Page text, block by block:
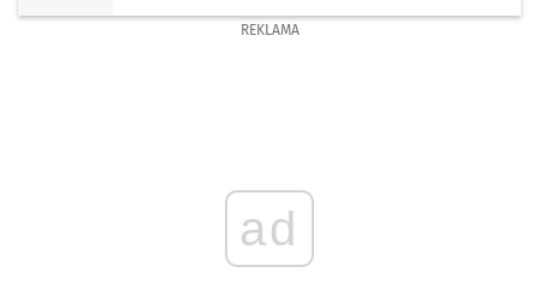
REKLAMA
ad